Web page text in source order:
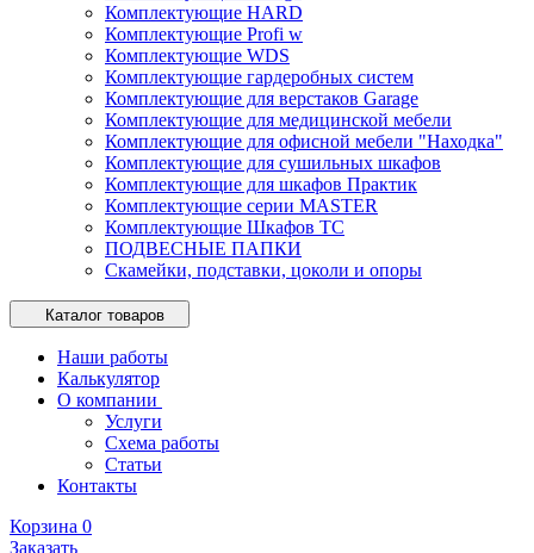
Комплектующие HARD
Комплектующие Profi w
Комплектующие WDS
Комплектующие гардеробных систем
Комплектующие для верстаков Garage
Комплектующие для медицинской мебели
Комплектующие для офисной мебели "Находка"
Комплектующие для сушильных шкафов
Комплектующие для шкафов Практик
Комплектующие серии MASTER
Комплектующие Шкафов ТС
ПОДВЕСНЫЕ ПАПКИ
Скамейки, подставки, цоколи и опоры
Каталог товаров
Наши работы
Калькулятор
О компании
Услуги
Схема работы
Статьи
Контакты
Корзина 0
Заказать